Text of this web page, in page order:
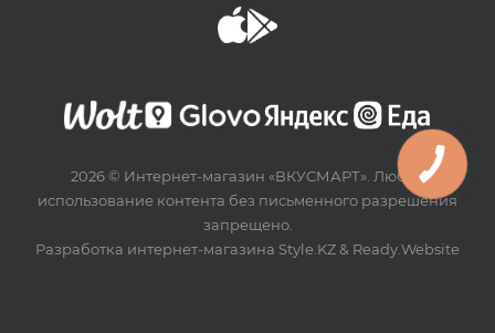
2026 © Интернет-магазин «ВКУСМАРТ». Любое
использование контента без письменного разрешения
запрещено.
Разработка интернет-магазина Style.KZ& Ready.Website